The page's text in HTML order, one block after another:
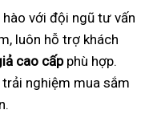
với đội ngũ tư vấn
luôn hỗ trợ khách
cao cấpphù hợp.
nghiệm mua sắm